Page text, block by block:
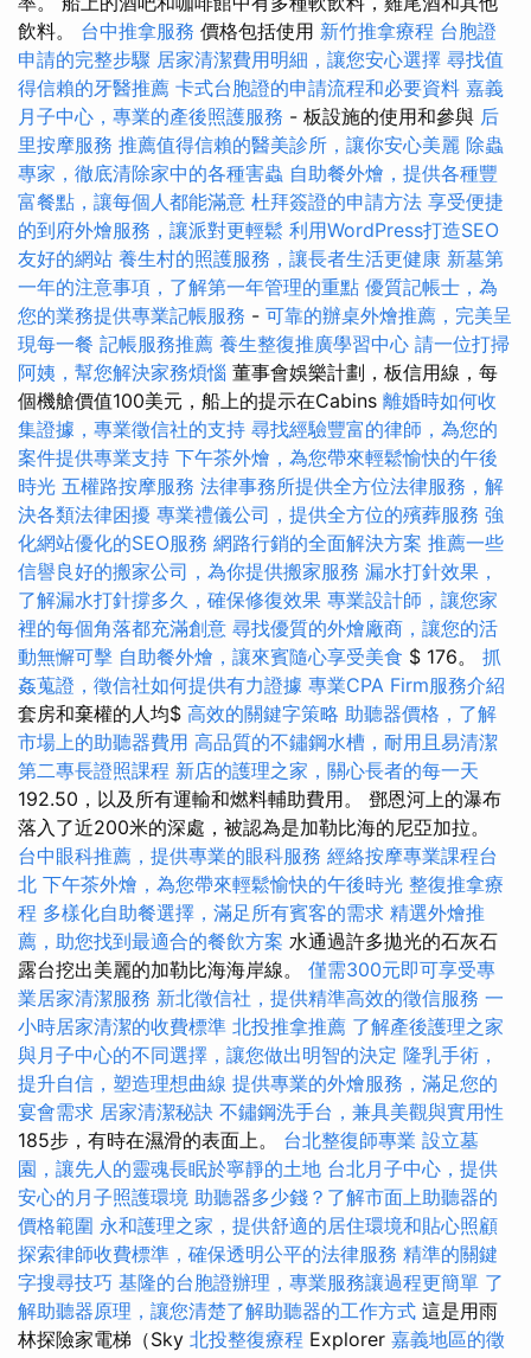
飲料。 台中推拿服務 價格包括使用 新竹推拿療程 台胞證
申請的完整步驟 居家清潔費用明細，讓您安心選擇 尋找值
得信賴的牙醫推薦 卡式台胞證的申請流程和必要資料 嘉義
月子中心，專業的產後照護服務 - 板設施的使用和參與 后
里按摩服務 推薦值得信賴的醫美診所，讓你安心美麗 除蟲
專家，徹底清除家中的各種害蟲 自助餐外燴，提供各種豐
富餐點，讓每個人都能滿意 杜拜簽證的申請方法 享受便捷
的到府外燴服務，讓派對更輕鬆 利用WordPress打造SEO
友好的網站 養生村的照護服務，讓長者生活更健康 新墓第
一年的注意事項，了解第一年管理的重點 優質記帳士，為
您的業務提供專業記帳服務 - 可靠的辦桌外燴推薦，完美呈
現每一餐 記帳服務推薦 養生整復推廣學習中心 請一位打掃
阿姨，幫您解決家務煩惱 董事會娛樂計劃，板信用線，每
個機艙價值100美元，船上的提示在Cabins 離婚時如何收
集證據，專業徵信社的支持 尋找經驗豐富的律師，為您的
案件提供專業支持 下午茶外燴，為您帶來輕鬆愉快的午後
時光 五權路按摩服務 法律事務所提供全方位法律服務，解
決各類法律困擾 專業禮儀公司，提供全方位的殯葬服務 強
化網站優化的SEO服務 網路行銷的全面解決方案 推薦一些
信譽良好的搬家公司，為你提供搬家服務 漏水打針效果，
了解漏水打針撐多久，確保修復效果 專業設計師，讓您家
裡的每個角落都充滿創意 尋找優質的外燴廠商，讓您的活
動無懈可擊 自助餐外燴，讓來賓隨心享受美食 $ 176。 抓
姦蒐證，徵信社如何提供有力證據 專業CPA Firm服務介紹
套房和棄權的人均$ 高效的關鍵字策略 助聽器價格，了解
市場上的助聽器費用 高品質的不鏽鋼水槽，耐用且易清潔
第二專長證照課程 新店的護理之家，關心長者的每一天
192.50，以及所有運輸和燃料輔助費用。 鄧恩河上的瀑布
落入了近200米的深處，被認為是加勒比海的尼亞加拉。
台中眼科推薦，提供專業的眼科服務 經絡按摩專業課程台
北 下午茶外燴，為您帶來輕鬆愉快的午後時光 整復推拿療
程 多樣化自助餐選擇，滿足所有賓客的需求 精選外燴推
薦，助您找到最適合的餐飲方案 水通過許多拋光的石灰石
露台挖出美麗的加勒比海海岸線。 僅需300元即可享受專
業居家清潔服務 新北徵信社，提供精準高效的徵信服務 一
小時居家清潔的收費標準 北投推拿推薦 了解產後護理之家
與月子中心的不同選擇，讓您做出明智的決定 隆乳手術，
提升自信，塑造理想曲線 提供專業的外燴服務，滿足您的
宴會需求 居家清潔秘訣 不鏽鋼洗手台，兼具美觀與實用性
185步，有時在濕滑的表面上。 台北整復師專業 設立墓
園，讓先人的靈魂長眠於寧靜的土地 台北月子中心，提供
安心的月子照護環境 助聽器多少錢？了解市面上助聽器的
價格範圍 永和護理之家，提供舒適的居住環境和貼心照顧
探索律師收費標準，確保透明公平的法律服務 精準的關鍵
字搜尋技巧 基隆的台胞證辦理，專業服務讓過程更簡單 了
解助聽器原理，讓您清楚了解助聽器的工作方式 這是用雨
林探險家電梯（Sky 北投整復療程 Explorer 嘉義地區的徵